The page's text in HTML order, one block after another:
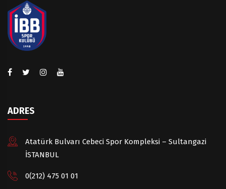
ADRES
Atatürk Bulvarı Cebeci Spor Kompleksi – Sultangazi
İSTANBUL
0(212) 475 01 01